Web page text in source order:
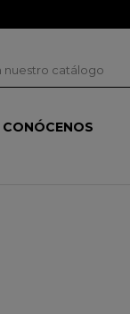
CONÓCENOS